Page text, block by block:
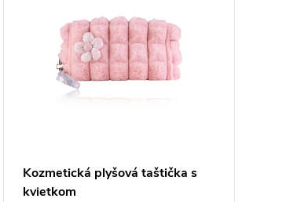
Kozmetická plyšová taštička s
kvietkom